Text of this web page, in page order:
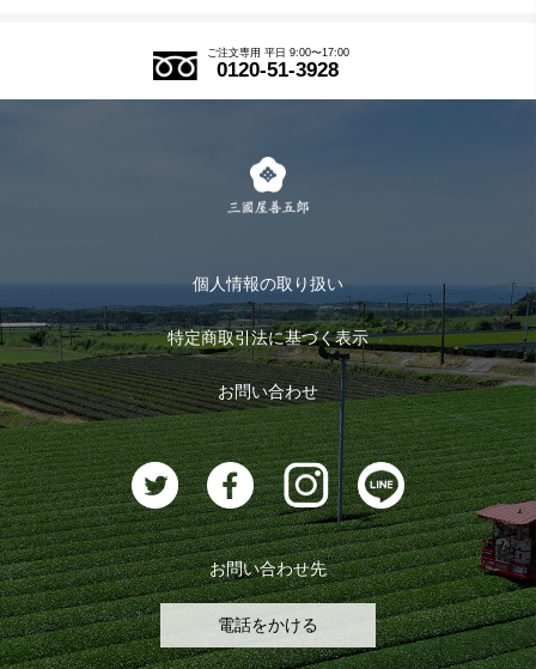
式部の香りシリーズ
お茶のギフト
おすすめのお茶
お茶に合うスイーツ
ログイン
ログアウト
ご注文専用 平日 9:00〜17:00
0120-51-3928
個人情報の取り扱い
特定商取引法に基づく表示
お問い合わせ
お問い合わせ先
電話をかける